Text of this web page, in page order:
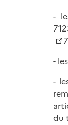
-
-
-
du